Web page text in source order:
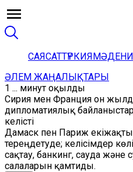
САЯСАТТҮРКИЯ
ӘЛЕМ ЖАҢАЛЫҚТАРЫ
1 ... минут оқылды
Сирия мен Франция он
дипломатиялық
келісті
Дамаск пен Париж
тереңдетуде; келісімдер
сақтау, банкинг, сауда
салаларын қамтиды.